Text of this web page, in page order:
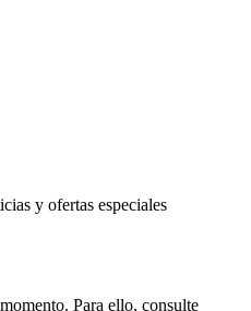
y ofertas especiales
Para ello, consulte